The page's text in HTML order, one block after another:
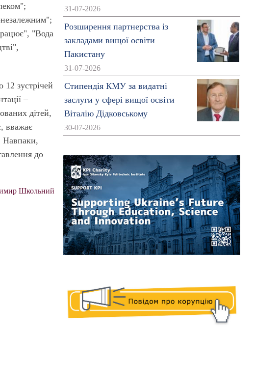
"Вода
12 зустрічей
–
дітей,
вважає
Навпаки,
до
Школьний
31-07-2026
Розширення партнерства із
закладами вищої освіти
Пакистану
31-07-2026
Стипендія КМУ за видатні
заслуги у сфері вищої освіти
Віталію Дідковському
30-07-2026